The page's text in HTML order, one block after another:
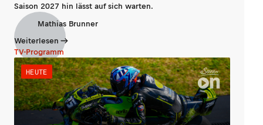
Saison 2027 hin lässt auf sich warten.
Mathias Brunner
Weiterlesen
TV-Programm
HEUTE